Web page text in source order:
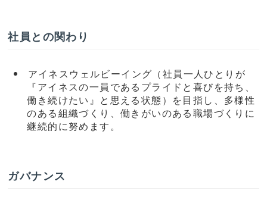
社員との関わり
アイネスウェルビーイング（社員一人ひとりが
『アイネスの一員であるプライドと喜びを持ち、
働き続けたい』と思える状態）を目指し、多様性
のある組織づくり、働きがいのある職場づくりに
継続的に努めます。
ガバナンス